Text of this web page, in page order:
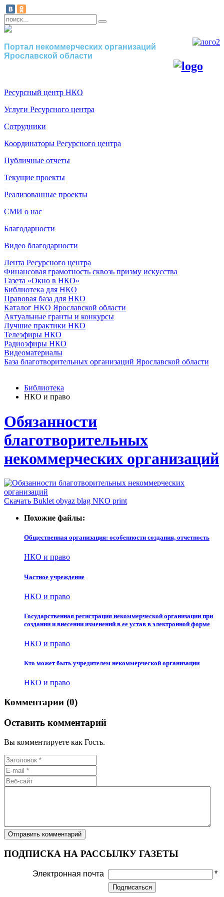
Портал некоммерческих организаций
Ярославской области
Ресурсный центр НКО
Услуги Ресурсного центра
Сотрудники
Координаторы Ресурсного центра
Публичные отчеты
Текущие проекты
Реализованные проекты
СМИ о нас
Благодарности
Видео благодарности
Лента Ресурсного центра
Финансовая грамотность сквозь призму искусства
Газета «Окно в НКО»
Библиотека для НКО
Правовая база для НКО
Каталог НКО Ярославской области
Актуальные гранты и конкурсы
Лучшие практики НКО
Телеэфиры НКО
Радиоэфиры НКО
Видеоматериалы
База благотворительных организаций Ярославской области
Библиотека
НКО и право
Обязанности
благотворительных
некоммерческих организаций
Скачать Buklet obyaz blag NKO print
Похожие файлы:
Общественная организация: особенности создания, отчетность
НКО и право
Частное учреждение
НКО и право
Государственная регистрация некоммерческой организации при
создании и внесении изменений в ее устав в электронной форме
НКО и право
Кто может быть учредителем некоммерческой организации
НКО и право
Комментарии (0)
Оставить комментарий
Вы комментируете как Гость.
ПОДПИСКА НА РАССЫЛКУ ГАЗЕТЫ
Электронная почта *
Подписаться